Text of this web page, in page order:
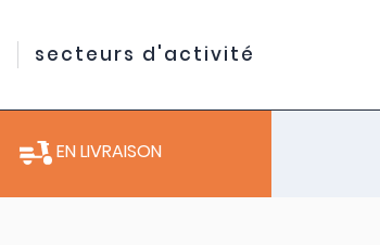
secteurs d'activité
EN LIVRAISON